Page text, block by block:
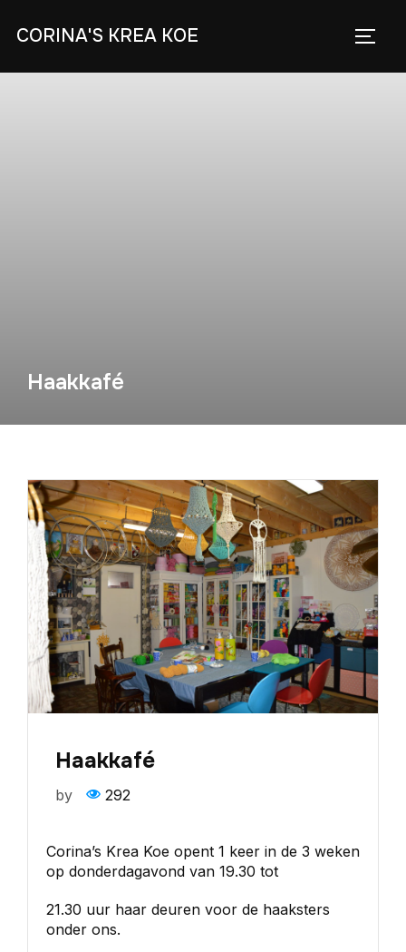
CORINA'S KREA KOE
Haakkafé
Haakkafé
by 292
Corina’s Krea Koe opent 1 keer in de 3 weken
op donderdagavond van 19.30 tot
21.30 uur haar deuren voor de haaksters
onder ons.